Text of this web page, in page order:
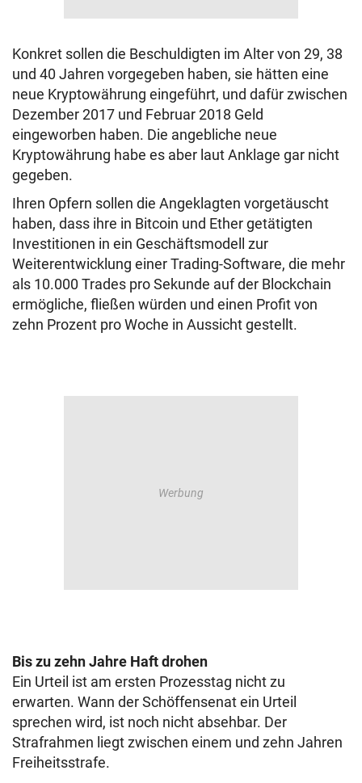
Konkret sollen die Beschuldigten im Alter von 29, 38
und 40 Jahren vorgegeben haben, sie hätten eine
neue Kryptowährung eingeführt, und dafür zwischen
Dezember 2017 und Februar 2018 Geld
eingeworben haben. Die angebliche neue
Kryptowährung habe es aber laut Anklage gar nicht
gegeben.
Ihren Opfern sollen die Angeklagten vorgetäuscht
haben, dass ihre in Bitcoin und Ether getätigten
Investitionen in ein Geschäftsmodell zur
Weiterentwicklung einer Trading-Software, die mehr
als 10.000 Trades pro Sekunde auf der Blockchain
ermögliche, fließen würden und einen Profit von
zehn Prozent pro Woche in Aussicht gestellt.
Bis zu zehn Jahre Haft drohen
Ein Urteil ist am ersten Prozesstag nicht zu
erwarten. Wann der Schöffensenat ein Urteil
sprechen wird, ist noch nicht absehbar. Der
Strafrahmen liegt zwischen einem und zehn Jahren
Freiheitsstrafe.